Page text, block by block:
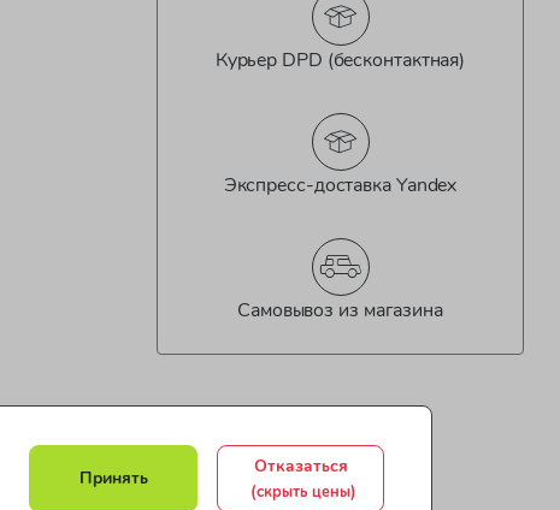
Курьер DPD (бесконтактная)
Экспресс-доставка Yandex
Самовывоз из магазина
Принять
Отказаться
(скрыть цены)